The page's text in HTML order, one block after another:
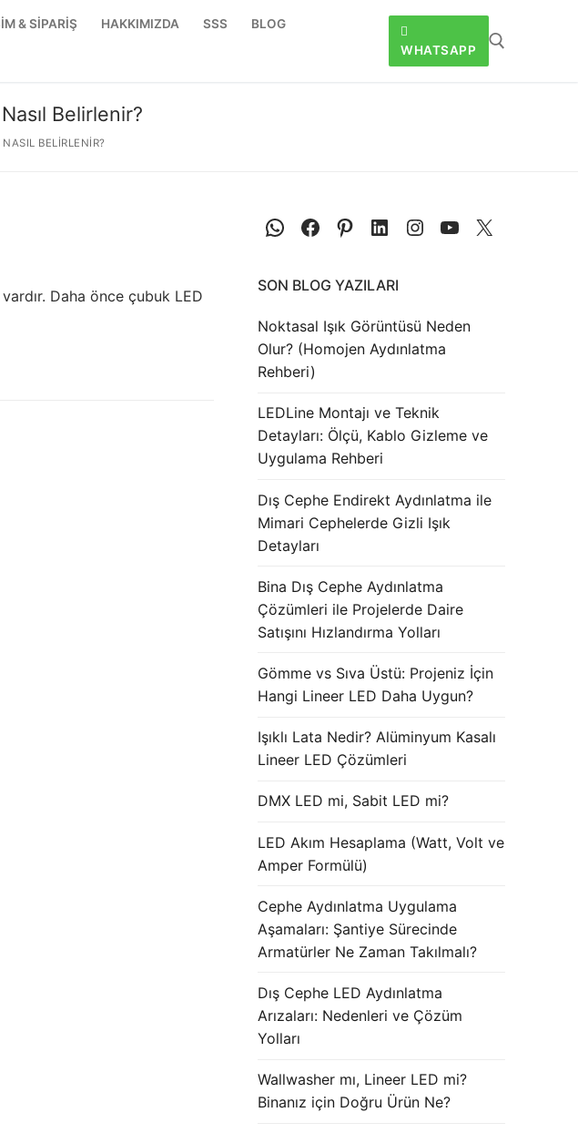
& SİPARİŞ HAKKIMIZDA SSS BLOG
WHATSAPP
Belirlenir?
BELIRLENIR?
Daha önce çubuk LED
SON BLOG YAZILARI
Noktasal Işık Görüntüsü Neden
Olur? (Homojen Aydınlatma
Rehberi)
LEDLine Montajı ve Teknik
Detayları: Ölçü, Kablo Gizleme ve
Uygulama Rehberi
Dış Cephe Endirekt Aydınlatma ile
Mimari Cephelerde Gizli Işık
Detayları
Bina Dış Cephe Aydınlatma
Çözümleri ile Projelerde Daire
Satışını Hızlandırma Yolları
Gömme vs Sıva Üstü: Projeniz İçin
Hangi Lineer LED Daha Uygun?
Işıklı Lata Nedir? Alüminyum Kasalı
Lineer LED Çözümleri
DMX LED mi, Sabit LED mi?
LED Akım Hesaplama (Watt, Volt ve
Amper Formülü)
Cephe Aydınlatma Uygulama
Aşamaları: Şantiye Sürecinde
Armatürler Ne Zaman Takılmalı?
Dış Cephe LED Aydınlatma
Arızaları: Nedenleri ve Çözüm
Yolları
Wallwasher mı, Lineer LED mi?
Binanız için Doğru Ürün Ne?